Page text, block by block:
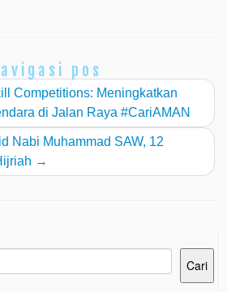
pos
Competitions: Meningkatkan
di Jalan Raya #CariAMAN
Nabi Muhammad SAW, 12
→
Cari